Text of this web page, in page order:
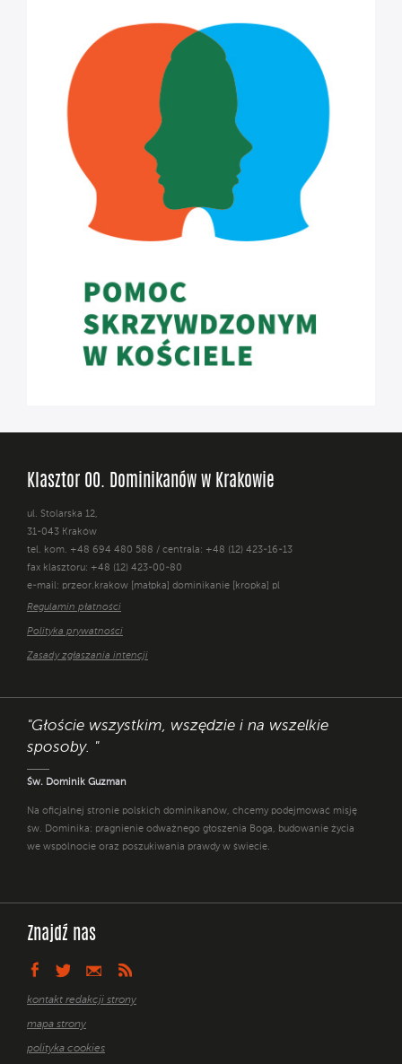
Klasztor OO. Dominikanów w Krakowie
ul. Stolarska 12,
31-043 Kraków
tel. kom. +48 694 480 588 / centrala: +48 (12) 423-16-13
fax klasztoru: +48 (12) 423-00-80
e-mail: przeor.krakow [małpka] dominikanie [kropka] pl
Regulamin płatności
Polityka prywatności
Zasady zgłaszania intencji
"Głoście wszystkim, wszędzie i na wszelkie
sposoby. "
Św. Dominik Guzman
Na oficjalnej stronie polskich dominikanów, chcemy podejmować misję
św. Dominika: pragnienie odważnego głoszenia Boga, budowanie życia
we wspólnocie oraz poszukiwania prawdy w świecie.
Znajdź nas
kontakt redakcji strony
mapa strony
polityka cookies